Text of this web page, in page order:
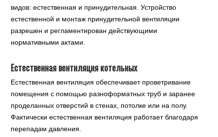
видов: естественная и принудительная. Устройство
естественной и монтаж принудительной вентиляции
разрешен и регламентирован действующими
нормативными актами.
Естественная вентиляция котельных
Естественная вентиляция обеспечивает проветривание
помещения с помощью разноформатных труб и заранее
проделанных отверстий в стенах, потолке или на полу.
Фактически естественная вентиляция работает благодаря
перепадам давления.